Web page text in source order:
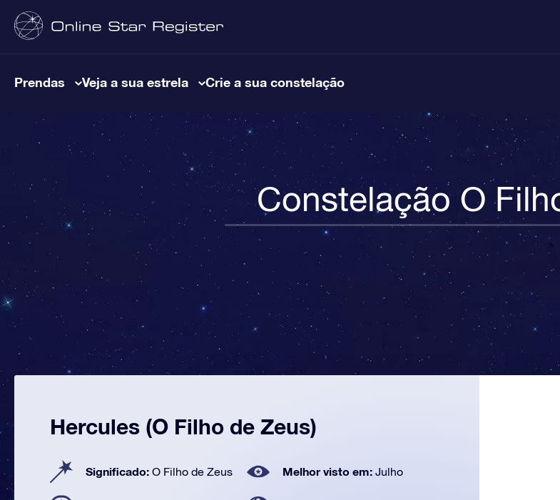
Prendas Veja a sua estrela Crie a sua constelação
Constelação O
Hercules (O Filho de Zeus)
Significado: O Filho de Zeus Melhor visto em: Julho